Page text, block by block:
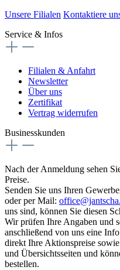
Unsere Filialen Kontaktiere
Service & Infos
Filialen & Anfahrt
Newsletter
Über uns
Zertifikat
Vertrag widerrufen
Businesskunden
Nach der Anmeldung sehen
Preise.
Senden Sie uns Ihren
oder per Mail:
uns sind, können Sie diesen
Wir prüfen Ihre Angaben und
anschließend von uns eine
direkt Ihre Aktionspreise
und Übersichtsseiten und
bestellen.